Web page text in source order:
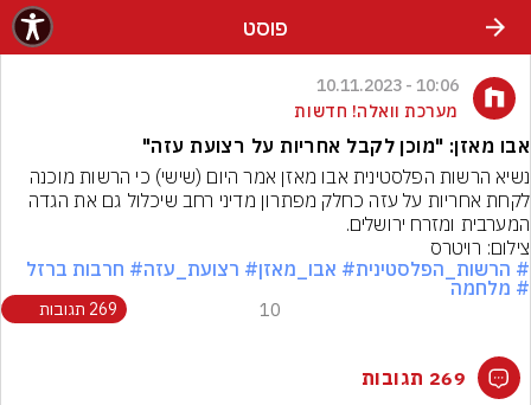
פוסט
10:06 - 10.11.2023
מערכת וואלה! חדשות
אבו מאזן: "מוכן לקבל אחריות על רצועת עזה"
המערבית ומזרח ירושלים.
צילום: רויטרס
# הרשות_הפלסטינית# אבו_מאזן# רצועת_עזה# חרבות ברזל
# מלחמה
10 269 תגובות
269 תגובות